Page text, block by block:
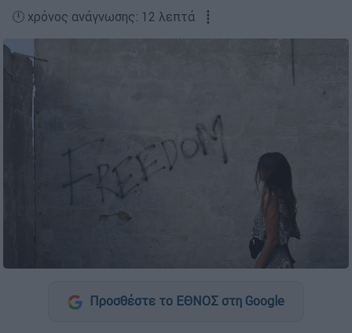
🕛 χρόνος ανάγνωσης: 12 λεπτά ┋
Προσθέστε το ΕΘΝΟΣ στη Google